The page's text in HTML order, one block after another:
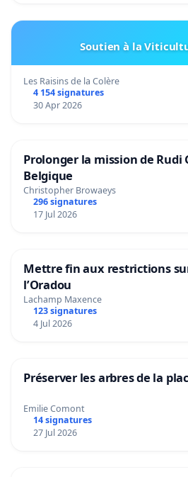
Soutien à la
Les Raisins de la Colère
4 154 signatures
30 Apr 2026
Prolonger la mission de Rudi
Belgique
Christopher Browaeys
296 signatures
17 Jul 2026
Mettre fin aux restrictions
l’Oradou
Lachamp Maxence
123 signatures
4 Jul 2026
Préserver les arbres de la
Emilie Comont
14 signatures
27 Jul 2026